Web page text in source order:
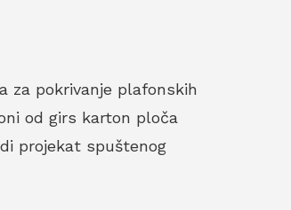
za pokrivanje plafonskih
od girs karton ploča
projekat spuštenog